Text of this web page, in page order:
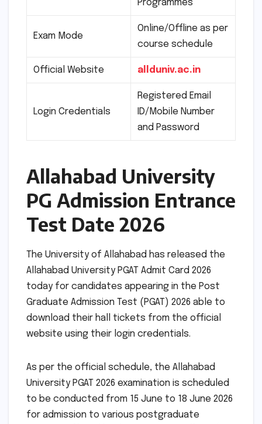
Programmes
Exam Mode
Online/Offline as per
course schedule
Official Website allduniv.ac.in
Login Credentials
Registered Email
ID/Mobile Number
and Password
Allahabad University
PG Admission Entrance
Test Date 2026
The University of Allahabad has released the
Allahabad University PGAT Admit Card 2026
today for candidates appearing in the Post
Graduate Admission Test (PGAT) 2026 able to
download their hall tickets from the official
website using their login credentials.
As per the official schedule, the Allahabad
University PGAT 2026 examination is scheduled
to be conducted from 15 June to 18 June 2026
for admission to various postgraduate